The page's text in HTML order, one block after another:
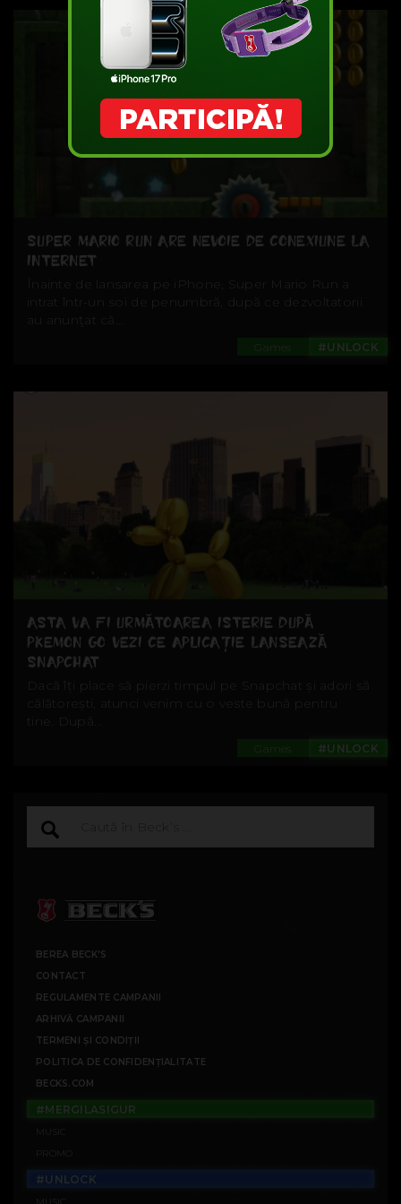
SUPER MARIO RUN ARE NEVOIE DE CONEXIUNE LA
INTERNET
Înainte de lansarea pe iPhone, Super Mario Run a
intrat într-un soi de penumbră, după ce dezvoltatorii
au anunţat că...
#UNLOCK
Games
ASTA VA FI URMĂTOAREA ISTERIE DUPĂ
PKEMON GO VEZI CE APLICAȚIE LANSEAZĂ
SNAPCHAT
Dacă îți place să pierzi timpul pe Snapchat și adori să
călătorești, atunci venim cu o veste bună pentru
tine. După...
#UNLOCK
Games
BEREA BECK'S
CONTACT
REGULAMENTE CAMPANII
ARHIVĂ CAMPANII
TERMENI ȘI CONDIȚII
POLITICA DE CONFIDENȚIALITATE
BECKS.COM
#MERGILASIGUR
#UNLOCK